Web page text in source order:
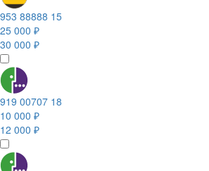
953 88888 15
25 000 ₽
30 000 ₽
919 00707 18
10 000 ₽
12 000 ₽